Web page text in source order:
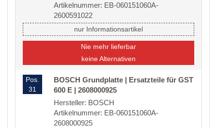
Artikelnummer: EB-060151060A-
2600591022
nur Informationsartikel
Nie mehr lieferbar
keine Alternativen
Pos.
31
BOSCH Grundplatte | Ersatzteile für GST
600 E | 2608000925
Hersteller: BOSCH
Artikelnummer: EB-060151060A-
2608000925